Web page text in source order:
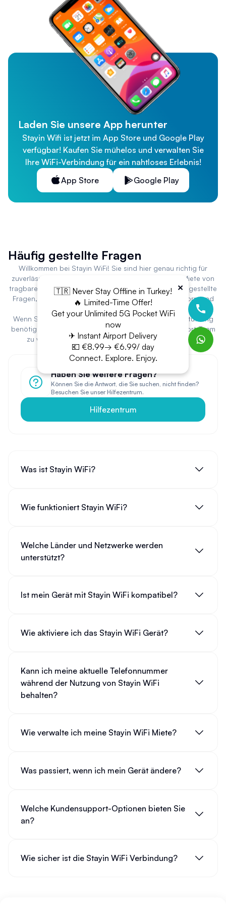
Laden Sie unsere App herunter
Stayin Wifi ist jetzt im App Store und Google Play
verfügbar! Kaufen Sie mühelos und verwalten Sie
Ihre WiFi-Verbindung für ein nahtloses Erlebnis!
App Store
Google Play
Häufig gestellte Fragen
Willkommen bei Stayin WiFi! Sie sind hier genau richtig für
zuverlässige und benutzerfreundliche Lösungen zur Miete von
tragbarem WiFi. Unten finden Sie Antworten auf häufig gestellte
Fragen, die Ihnen helfen, das Beste aus unserer Plattform und
unseren Dienstleistungen herauszuholen.
Wenn Sie weitere Fragen haben oder spezielle Unterstützung
benötigen, zögern Sie bitte nicht, sich an unser Support-Team
zu wenden. Vielen Dank, dass Sie sich für Stayin WiFi
entschieden haben!
Haben Sie weitere Fragen?
Können Sie die Antwort, die Sie suchen, nicht finden?
Besuchen Sie unser Hilfezentrum.
Hilfezentrum
Was ist Stayin WiFi?
Wie funktioniert Stayin WiFi?
Welche Länder und Netzwerke werden
unterstützt?
Ist mein Gerät mit Stayin WiFi kompatibel?
Wie aktiviere ich das Stayin WiFi Gerät?
Kann ich meine aktuelle Telefonnummer
während der Nutzung von Stayin WiFi
behalten?
Wie verwalte ich meine Stayin WiFi Miete?
Was passiert, wenn ich mein Gerät ändere?
Welche Kundensupport-Optionen bieten Sie
an?
Wie sicher ist die Stayin WiFi Verbindung?
×
🇹🇷 Never Stay Offline in Turkey!
🔥 Limited-Time Offer!
Get your Unlimited 5G Pocket WiFi
now
✈ Instant Airport Delivery
💶 €8.99→ €6.99/ day
Connect. Explore. Enjoy.